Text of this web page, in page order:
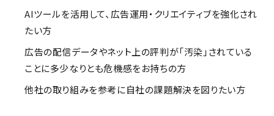
AIツールを活用して、広告運用・クリエイティブを強化され
たい方
広告の配信データやネット上の評判が「汚染」されている
ことに多少なりとも危機感をお持ちの方
他社の取り組みを参考に自社の課題解決を図りたい方